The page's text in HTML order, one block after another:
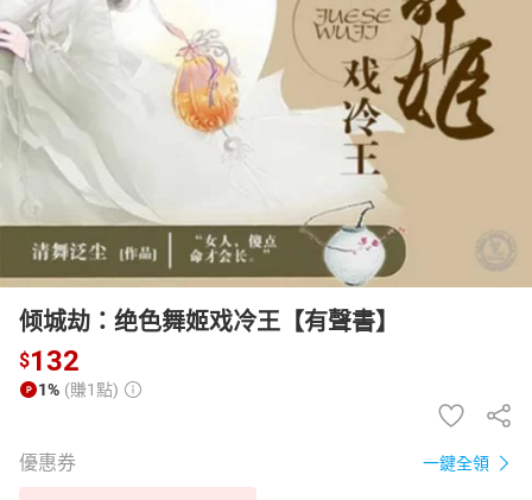
日本購物 電子/紙本書
HOT
倾城劫：绝色舞姬戏冷王【有聲書】
$132
1% (賺1點)
優惠券 一鍵全領